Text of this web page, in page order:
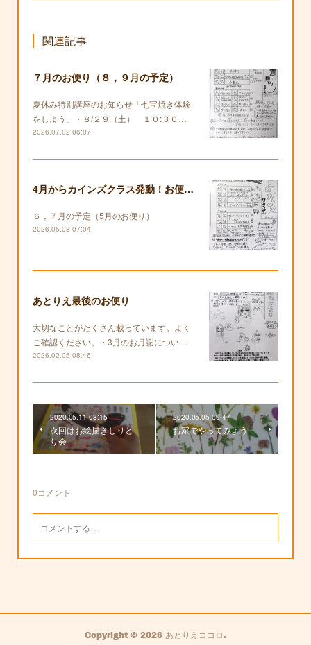
関連記事
７月のお便り（８，９月の予定）
夏休み特別講座のお知らせ「七宝焼き体験
をしよう」・８/２９（土） １０:３０…
2026.07.02 06:07
4月からカインズクラス発動！お便りも復活します！
６，７月の予定（5月のお便り）
2026.05.08 07:04
あとりえ最後のお便り
大切なことがたくさん載っています。よく
ご確認ください。・3月のお月謝につい…
2026.02.05 08:46
2020.05.11 08:15
次回はお絵描きしりと
り会
2020.05.05 09:47
お家でやってみよう
0コメント
Copyright © 2026 あとりえココロ.